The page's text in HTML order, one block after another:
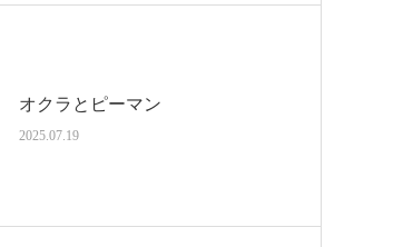
オクラとピーマン
2025.07.19